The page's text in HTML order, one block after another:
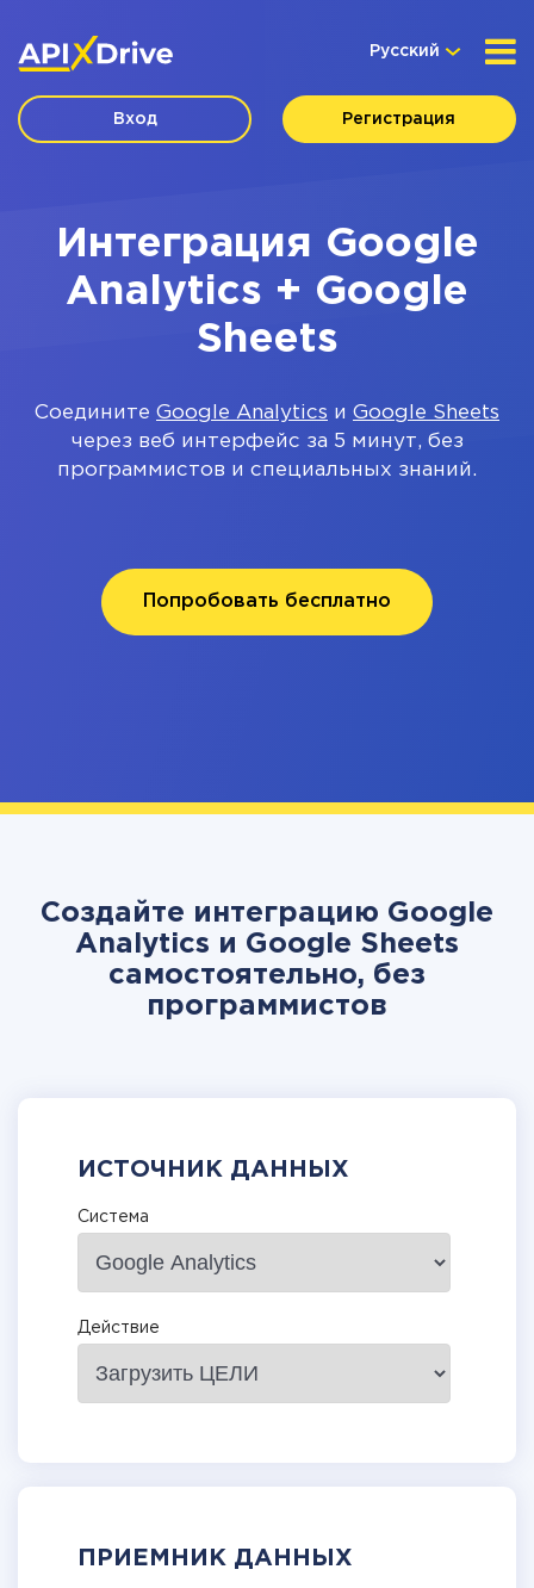
Русский
Вход Регистрация
Интеграция Google
Analytics + Google
Sheets
Соедините Google Analytics и Google Sheets
через веб интерфейс за 5 минут, без
программистов и специальных знаний.
Попробовать бесплатно
Создайте интеграцию Google
Analytics и Google Sheets
самостоятельно, без
программистов
ИСТОЧНИК ДАННЫХ
Система
Действие
ПРИЕМНИК ДАННЫХ